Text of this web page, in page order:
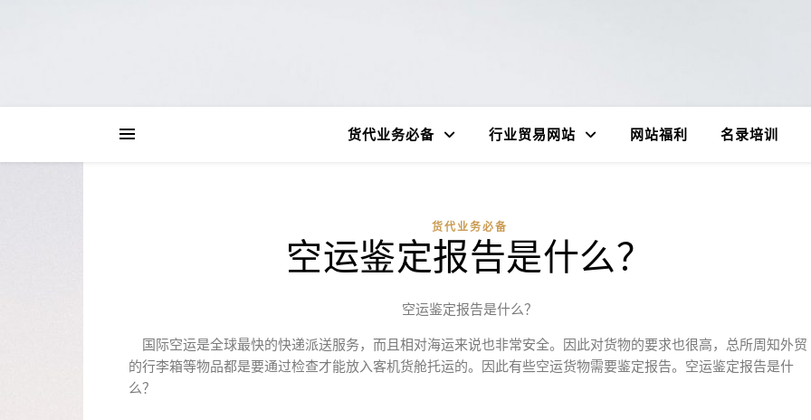
货代业务必备 行业贸易网站 网站福利 名录培训
货代业务必备
空运鉴定报告是什么？
空运鉴定报告是什么？
国际空运是全球最快的快递派送服务，而且相对海运来说也非常安全。因此对货物的要求也很高，总所周知外贸
的行李箱等物品都是要通过检查才能放入客机货舱托运的。因此有些空运货物需要鉴定报告。空运鉴定报告是什
么？